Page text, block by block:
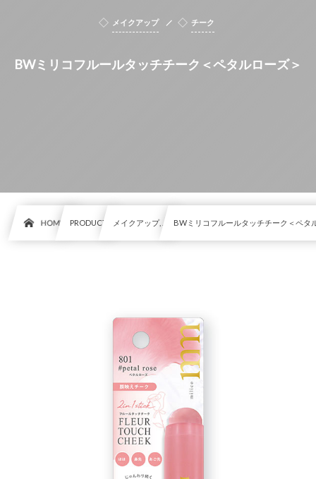
メイクアップ チーク
BWミリコフルールタッチチーク＜ペタルローズ＞
HOME PRODUCT メイクアップ, … BWミリコフルールタッチチーク＜ペタ